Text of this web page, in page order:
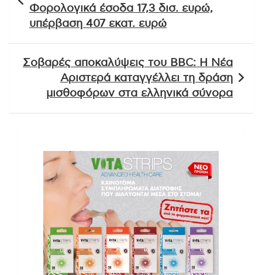
Φορολογικά έσοδα 17,3 δισ. ευρώ,
υπέρβαση 407 εκατ. ευρώ
Σοβαρές αποκαλύψεις του BBC: Η Νέα
Αριστερά καταγγέλλει τη δράση
μισθοφόρων στα ελληνικά σύνορα